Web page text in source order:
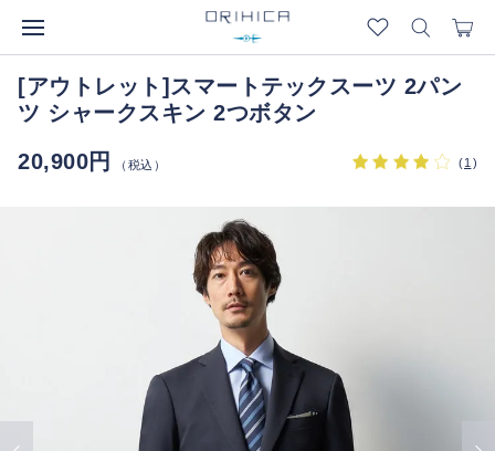
[アウトレット]スマートテックスーツ 2パン
ツ シャークスキン 2つボタン
20,900円
（税込） (1 )